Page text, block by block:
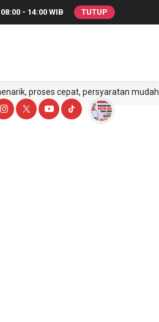
08:00 - 14:00 WIB TUTUP
proses cepat, persyaratan mudah,